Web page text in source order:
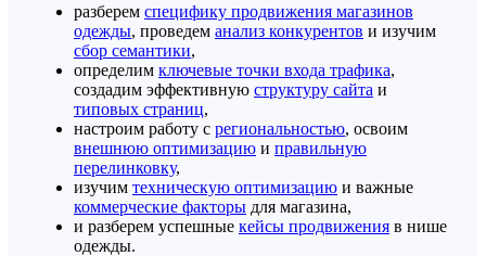
разберем специфику продвижения магазинов
одежды, проведем анализ конкурентов и изучим
сбор семантики,
определим ключевые точки входа трафика,
создадим эффективную структуру сайта и
типовых страниц,
настроим работу с региональностью, освоим
внешнюю оптимизацию и правильную
перелинковку,
изучим техническую оптимизацию и важные
коммерческие факторы для магазина,
и разберем успешные кейсы продвижения в нише
одежды.